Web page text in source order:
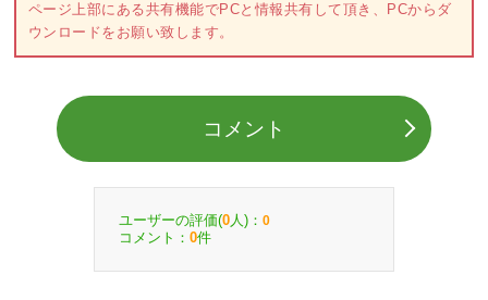
ページ上部にある共有機能でPCと情報共有して頂き、PCからダ
ウンロードをお願い致します。
コメント
ユーザーの評価(0 人)： 0
コメント： 0件